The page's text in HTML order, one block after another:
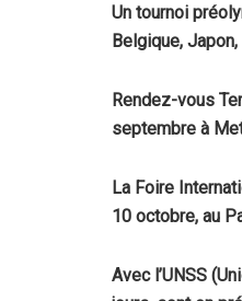
Un tournoi
Belgique,
Rendez-vous
septembre à
La Foire
10 octobre, au
Avec l’UNSS